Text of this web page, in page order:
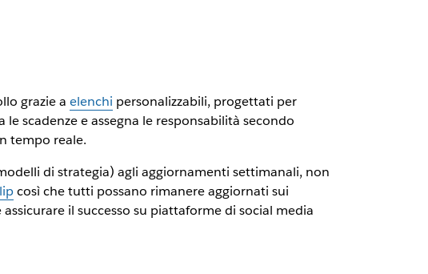
grazie a elenchi personalizzabili, progettati per
scadenze e assegna le responsabilità secondo
tempo reale.
di strategia) agli aggiornamenti settimanali, non
così che tutti possano rimanere aggiornati sui
il successo su piattaforme di social media